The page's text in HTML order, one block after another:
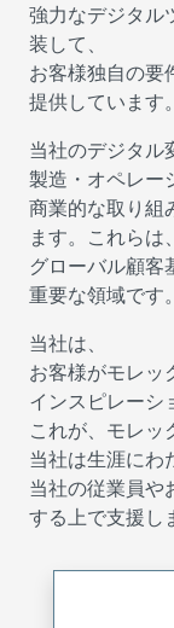
強力なデジタル
装して、
お客様独自の要
提供しています。
当社のデジタル
製造・オペレー
商業的な取り組
ます。これらは、
グローバル顧客
重要な領域です。
当社は、
お客様がモレッ
インスピレーシ
これが、モレッ
当社は生涯にわ
当社の従業員や
する上で支援し